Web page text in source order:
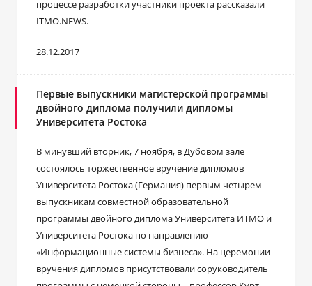
процессе разработки участники проекта рассказали
ITMO.NEWS.
28.12.2017
Первые выпускники магистерской программы
двойного диплома получили дипломы
Университета Ростока
В минувший вторник, 7 ноября, в Дубовом зале
состоялось торжественное вручение дипломов
Университета Ростока (Германия) первым четырем
выпускникам совместной образовательной
программы двойного диплома Университета ИТМО и
Университета Ростока по направлению
«Информационные системы бизнеса». На церемонии
вручения дипломов присутствовали соруководитель